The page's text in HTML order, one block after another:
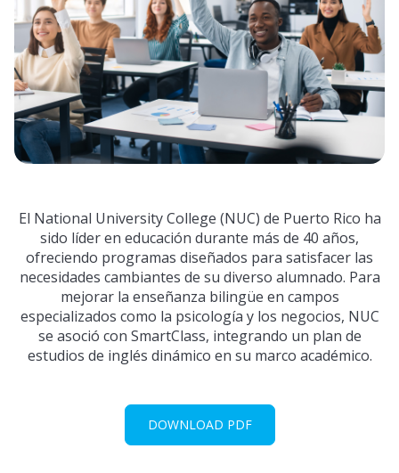
El National University College (NUC) de Puerto Rico ha
sido líder en educación durante más de 40 años,
ofreciendo programas diseñados para satisfacer las
necesidades cambiantes de su diverso alumnado. Para
mejorar la enseñanza bilingüe en campos
especializados como la psicología y los negocios, NUC
se asoció con SmartClass, integrando un plan de
estudios de inglés dinámico en su marco académico.
DOWNLOAD PDF